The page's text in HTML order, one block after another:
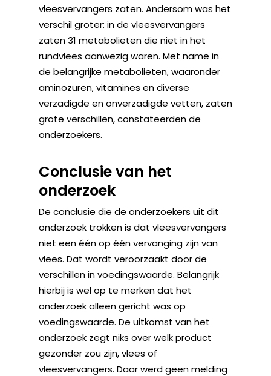
vleesvervangers zaten. Andersom was het
verschil groter: in de vleesvervangers
zaten 31 metabolieten die niet in het
rundvlees aanwezig waren. Met name in
de belangrijke metabolieten, waaronder
aminozuren, vitamines en diverse
verzadigde en onverzadigde vetten, zaten
grote verschillen, constateerden de
onderzoekers.
Conclusie van het
onderzoek
De conclusie die de onderzoekers uit dit
onderzoek trokken is dat vleesvervangers
niet een één op één vervanging zijn van
vlees. Dat wordt veroorzaakt door de
verschillen in voedingswaarde. Belangrijk
hierbij is wel op te merken dat het
onderzoek alleen gericht was op
voedingswaarde. De uitkomst van het
onderzoek zegt niks over welk product
gezonder zou zijn, vlees of
vleesvervangers. Daar werd geen melding